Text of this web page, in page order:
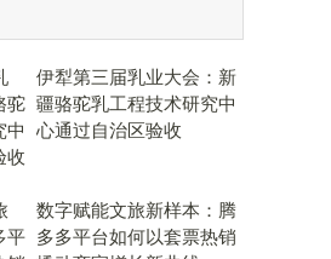
伊犁第三届乳业大会：新
疆骆驼乳工程技术研究中
心通过自治区验收
数字赋能文旅新样本：腾
多多平台如何以套票热销